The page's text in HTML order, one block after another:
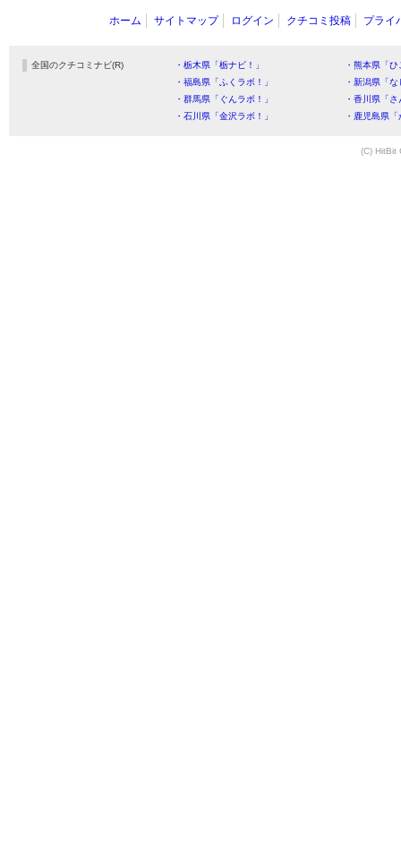
ホーム サイトマップ ログイン クチコミ投稿 プライ
全国のクチコミナビ(R) ・栃木県「栃ナビ！」
・熊本県「
・福島県「ふくラボ！」
・新潟県「
・群馬県「ぐんラボ！」
・香川県「
・石川県「金沢ラボ！」
・鹿児島県
(C) HitBit